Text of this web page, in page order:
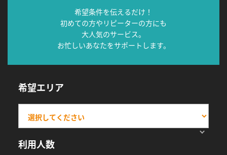
希望条件を伝えるだけ！
初めての方やリピーターの方にも
大人気のサービス。
お忙しいあなたをサポートします。
希望エリア
利用人数